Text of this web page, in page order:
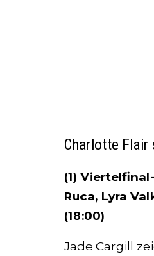
Charlotte Flair
(1)
Ruca, Lyra
(18:00)
Jade Cargill